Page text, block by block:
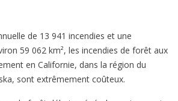
de 13 941 incendies et une
59 062 km², les incendies de forêt aux
en Californie, dans la région du
sont extrêmement coûteux.